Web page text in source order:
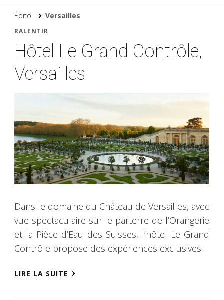
Édito Versailles
RALENTIR
Hôtel Le Grand Contrôle,
Versailles
Dans le domaine du Château de Versailles, avec
vue spectaculaire sur le parterre de l’Orangerie
et la Pièce d’Eau des Suisses, l’hôtel Le Grand
Contrôle propose des expériences exclusives.
LIRE LA SUITE